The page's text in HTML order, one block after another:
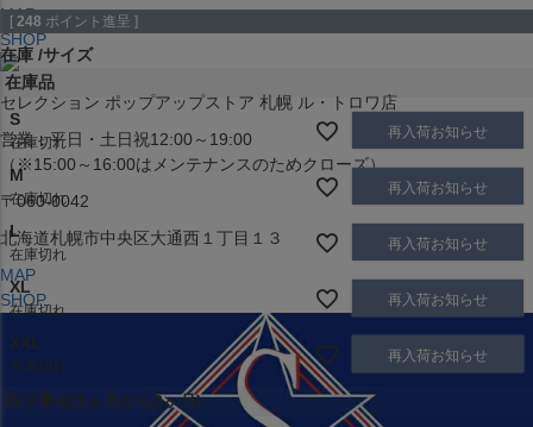
MAP
SHOP
セレクション ポップアップストア 札幌 ル・トロワ店
営業：平日・土日祝12:00～19:00
（※15:00～16:00はメンテナンスのためクローズ）
〒060-0042
北海道札幌市中央区大通西１丁目１３
MAP
SHOP
[ 248 ポイント進呈 ]
在庫 サイズ
在庫品
S
在庫切れ
再入荷お知らせ
M
在庫切れ
再入荷お知らせ
L
在庫切れ
再入荷お知らせ
XL
在庫切れ
再入荷お知らせ
XXL
在庫切れ
再入荷お知らせ
取り寄せ(1ヶ月から2ヶ月)